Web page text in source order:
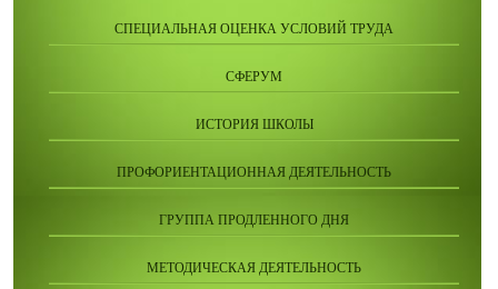
СПЕЦИАЛЬНАЯ ОЦЕНКА УСЛОВИЙ ТРУДА
СФЕРУМ
ИСТОРИЯ ШКОЛЫ
ПРОФОРИЕНТАЦИОННАЯ ДЕЯТЕЛЬНОСТЬ
ГРУППА ПРОДЛЕННОГО ДНЯ
МЕТОДИЧЕСКАЯ ДЕЯТЕЛЬНОСТЬ